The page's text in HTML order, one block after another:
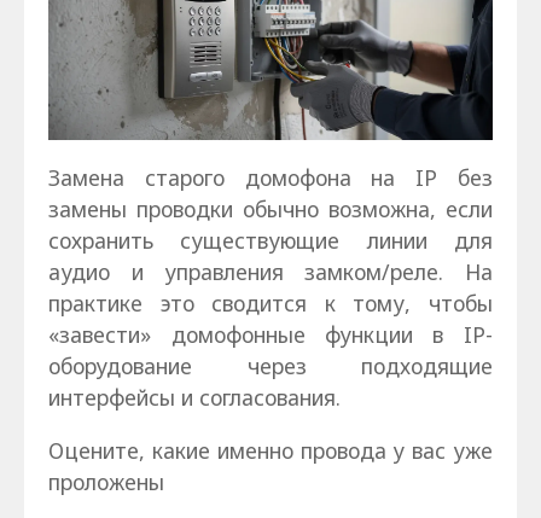
Замена старого домофона на IP без
замены проводки обычно возможна, если
сохранить существующие линии для
аудио и управления замком/реле. На
практике это сводится к тому, чтобы
«завести» домофонные функции в IP-
оборудование через подходящие
интерфейсы и согласования.
Оцените, какие именно провода у вас уже
проложены